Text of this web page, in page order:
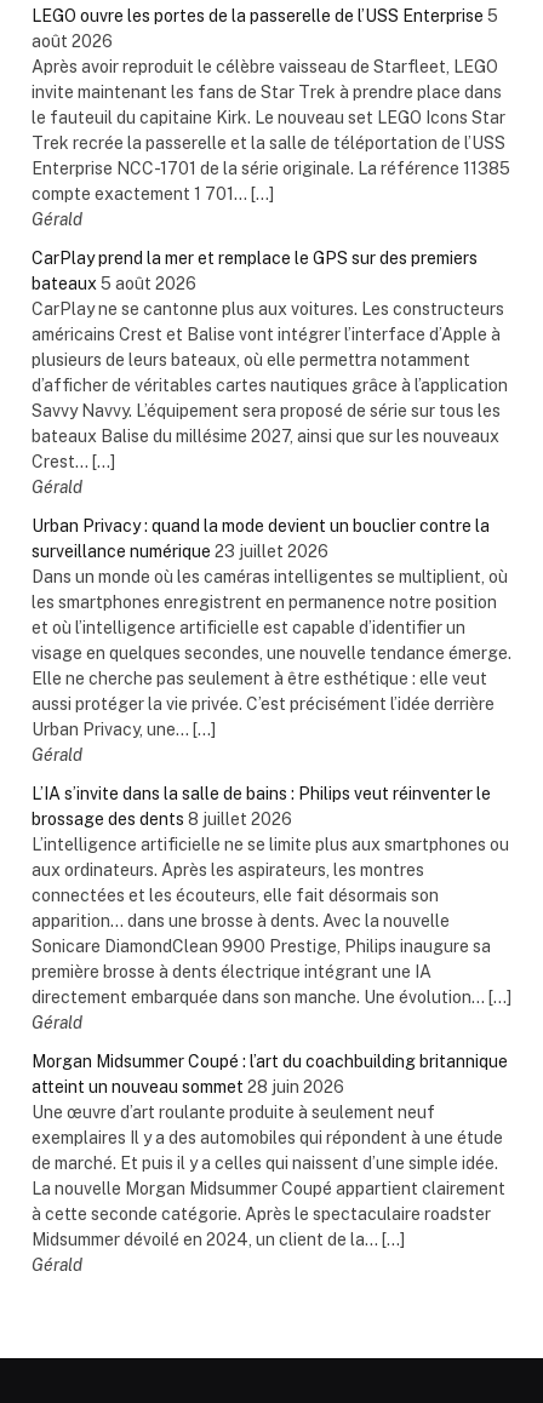
LEGO ouvre les portes de la passerelle de l’USS Enterprise 5
août 2026
Après avoir reproduit le célèbre vaisseau de Starfleet, LEGO
invite maintenant les fans de Star Trek à prendre place dans
le fauteuil du capitaine Kirk. Le nouveau set LEGO Icons Star
Trek recrée la passerelle et la salle de téléportation de l’USS
Enterprise NCC-1701 de la série originale. La référence 11385
compte exactement 1 701... […]
Gérald
CarPlay prend la mer et remplace le GPS sur des premiers
bateaux5 août 2026
CarPlay ne se cantonne plus aux voitures. Les constructeurs
américains Crest et Balise vont intégrer l’interface d’Apple à
plusieurs de leurs bateaux, où elle permettra notamment
d’afficher de véritables cartes nautiques grâce à l’application
Savvy Navvy. L’équipement sera proposé de série sur tous les
bateaux Balise du millésime 2027, ainsi que sur les nouveaux
Crest... […]
Gérald
Urban Privacy : quand la mode devient un bouclier contre la
surveillance numérique 23 juillet 2026
Dans un monde où les caméras intelligentes se multiplient, où
les smartphones enregistrent en permanence notre position
et où l’intelligence artificielle est capable d’identifier un
visage en quelques secondes, une nouvelle tendance émerge.
Elle ne cherche pas seulement à être esthétique : elle veut
aussi protéger la vie privée. C’est précisément l’idée derrière
Urban Privacy, une... […]
Gérald
L’IA s’invite dans la salle de bains : Philips veut réinventer le
brossage des dents 8 juillet 2026
L’intelligence artificielle ne se limite plus aux smartphones ou
aux ordinateurs. Après les aspirateurs, les montres
connectées et les écouteurs, elle fait désormais son
apparition… dans une brosse à dents. Avec la nouvelle
Sonicare DiamondClean 9900 Prestige, Philips inaugure sa
première brosse à dents électrique intégrant une IA
directement embarquée dans son manche. Une évolution... […]
Gérald
Morgan Midsummer Coupé : l’art du coachbuilding britannique
atteint un nouveau sommet 28 juin 2026
Une œuvre d’art roulante produite à seulement neuf
exemplaires Il y a des automobiles qui répondent à une étude
de marché. Et puis il y a celles qui naissent d’une simple idée.
La nouvelle Morgan Midsummer Coupé appartient clairement
à cette seconde catégorie. Après le spectaculaire roadster
Midsummer dévoilé en 2024, un client de la... […]
Gérald